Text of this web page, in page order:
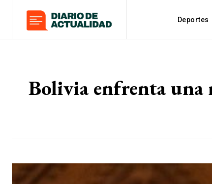
Deportes
Bolivia enfrenta una